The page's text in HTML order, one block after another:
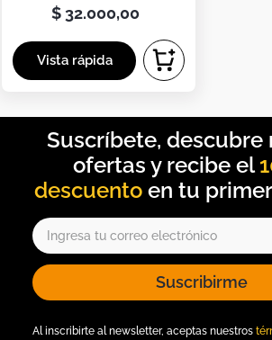
$ 32.000,00
descuento
Suscribirme
Al inscribirte al newsletter, aceptas nuestros